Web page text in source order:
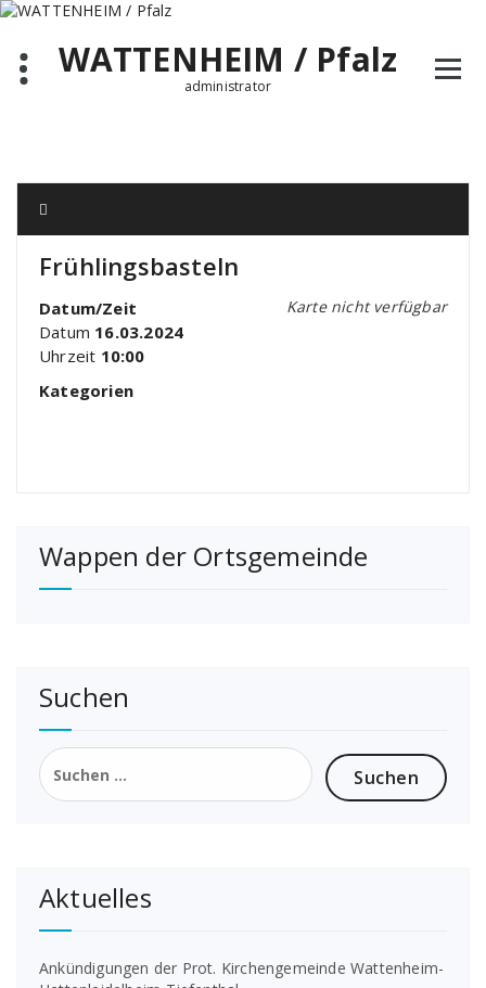
Zum
springenWATTENHEIM / Pfalz
administrator
Frühlingsbasteln
Karte nicht verfügbar
Datum/Zeit
Datum 16.03.2024
Uhrzeit 10:00
Kategorien
Wappen der Ortsgemeinde
Suchen
Suchen
nach:
Aktuelles
Ankündigungen der Prot. Kirchengemeinde Wattenheim-